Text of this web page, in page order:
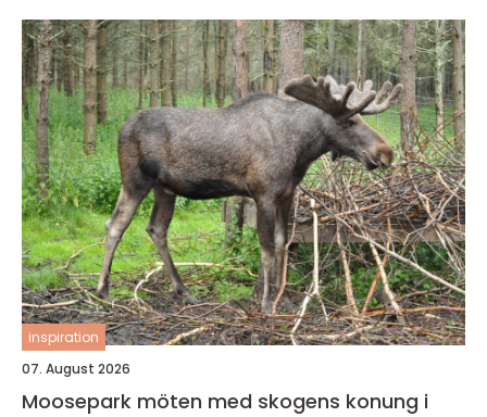
inspiration
07. August 2026
Moosepark möten med skogens konung i